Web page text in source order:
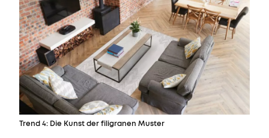
Trend 4: Die Kunst der filigranen Muster